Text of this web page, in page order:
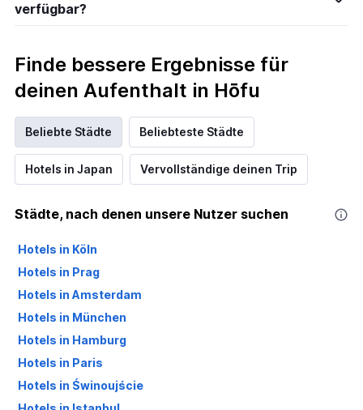
verfügbar?
Finde bessere Ergebnisse für
deinen Aufenthalt in Hōfu
Beliebte Städte Beliebteste Städte
Hotels in Japan Vervollständige deinen Trip
Städte, nach denen unsere Nutzer suchen
Hotels in Köln
Hotels in Prag
Hotels in Amsterdam
Hotels in München
Hotels in Hamburg
Hotels in Paris
Hotels in Świnoujście